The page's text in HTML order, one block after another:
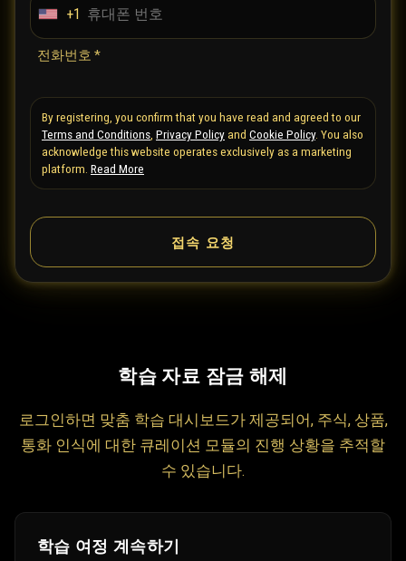
U
n
t
e
d
S
t
a
e
s
+1
전화번호 *
By registering, you confirm that you have read and agreed to our
Terms and Conditions Privacy Policyand Cookie Policy. You also
acknowledge this website operates exclusively as a marketing
platform. Read More
접속 요청
학습 자료 잠금 해제
로그인하면 맞춤 학습 대시보드가 제공되어, 주식, 상품,
통화 인식에 대한 큐레이션 모듈의 진행 상황을 추적할
수 있습니다.
학습 여정 계속하기